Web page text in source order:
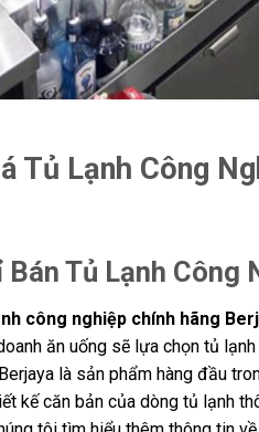
Tủ Lạnh Công
Tủ Lạnh Công
công nghiệp chính hãng
ăn uống sẽ lựa chọn tủ
là sản phẩm hàng đầu
kế căn bản của dòng tủ lạnh